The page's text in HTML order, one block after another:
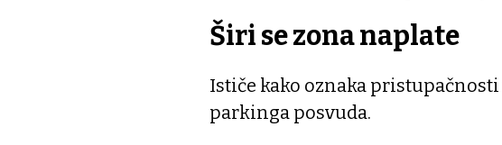
Širi se zona naplate
Ističe kako oznaka
parkinga posvuda.